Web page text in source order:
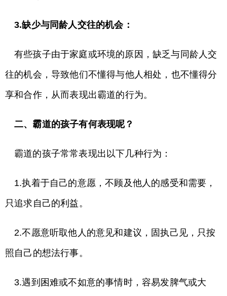
3.缺少与同龄人交往的机会：
有些孩子由于家庭或环境的原因，缺乏与同龄人交
往的机会，导致他们不懂得与他人相处，也不懂得分
享和合作，从而表现出霸道的行为。
二、霸道的孩子有何表现呢？
霸道的孩子常常表现出以下几种行为：
1.执着于自己的意愿，不顾及他人的感受和需要，
只追求自己的利益。
2.不愿意听取他人的意见和建议，固执己见，只按
照自己的想法行事。
3.遇到困难或不如意的事情时，容易发脾气或大